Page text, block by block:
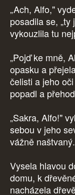
„Ach, Alfo,"
posadila se,
vykouzlila tu
„Pojď ke mně,
opasku a
čelisti a jeho
popadl a
„Sakra, Alfo!"
sebou v jeho
vážně naštvaný.
Vysela hlavou
domu, k
nacházela